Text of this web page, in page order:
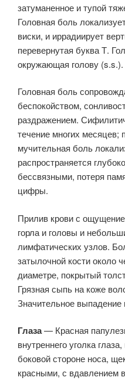
затуманенное и тупой
Головная боль
виски, и иррадиирует
перевернутая буква Т.
окружающая голову (s.s.).
Головная боль
беспокойством,
раздражением.
течение многих
мучительная боль
распространяется
бессвязными, потеря
цифры.
Прилив крови с
горла и головы и
лимфатических узлов.
затылочной кости около
диаметре, покрытый
Грязная сыпь на коже
Значительное выпадение
Глаза— Красная
внутреннего уголка
боковой стороне носа,
красными, с вдавлением